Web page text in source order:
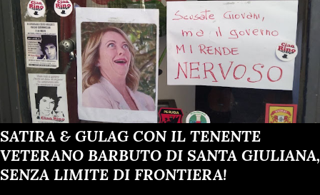
SATIRA & GULAG CON IL TENENTE
VETERANO BARBUTO DI SANTA GIULIANA,
SENZA LIMITE DI FRONTIERA!